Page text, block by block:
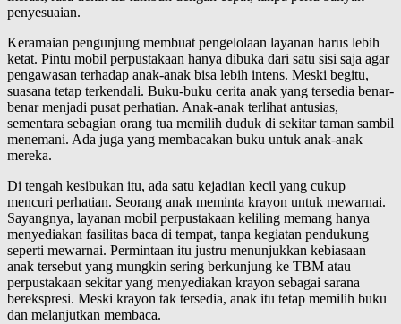
penyesuaian.
Keramaian pengunjung membuat pengelolaan layanan harus lebih
ketat. Pintu mobil perpustakaan hanya dibuka dari satu sisi saja agar
pengawasan terhadap anak-anak bisa lebih intens. Meski begitu,
suasana tetap terkendali. Buku-buku cerita anak yang tersedia benar-
benar menjadi pusat perhatian. Anak-anak terlihat antusias,
sementara sebagian orang tua memilih duduk di sekitar taman sambil
menemani. Ada juga yang membacakan buku untuk anak-anak
mereka.
Di tengah kesibukan itu, ada satu kejadian kecil yang cukup
mencuri perhatian. Seorang anak meminta krayon untuk mewarnai.
Sayangnya, layanan mobil perpustakaan keliling memang hanya
menyediakan fasilitas baca di tempat, tanpa kegiatan pendukung
seperti mewarnai. Permintaan itu justru menunjukkan kebiasaan
anak tersebut yang mungkin sering berkunjung ke TBM atau
perpustakaan sekitar yang menyediakan krayon sebagai sarana
berekspresi. Meski krayon tak tersedia, anak itu tetap memilih buku
dan melanjutkan membaca.